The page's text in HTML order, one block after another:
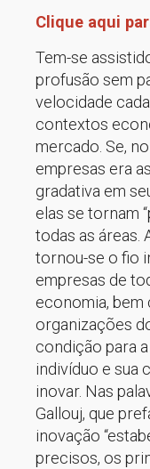
Clique aqui
Tem-se
profusão sem
velocidade
contextos
mercado. Se,
empresas era
gradativa em
elas se tornam
todas as áreas.
tornou-se o fio
empresas de
economia,
organizações
condição para
indivíduo e sua
inovar. Nas
Gallouj, que
inovação
precisos, os